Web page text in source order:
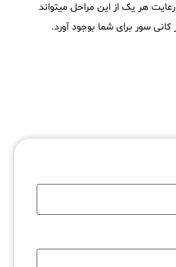
هر یک از این مراحل میتواند
سور برای شما بوجود آورد.